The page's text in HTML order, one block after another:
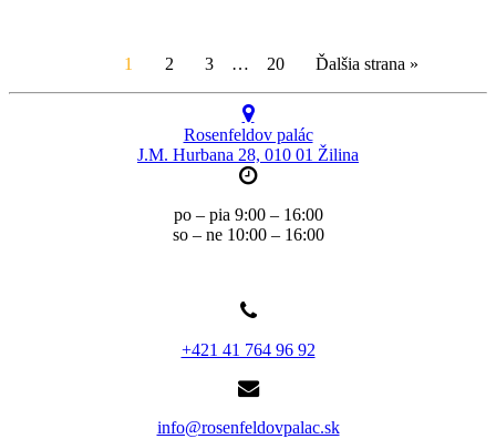
1 2 3 … 20 Ďalšia strana »
Rosenfeldov palác
J.M. Hurbana 28, 010 01 Žilina
po – pia 9:00 – 16:00
so – ne 10:00 – 16:00
+421 41 764 96 92
info@rosenfeldovpalac.sk